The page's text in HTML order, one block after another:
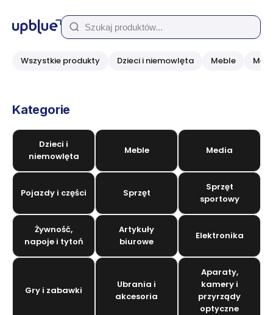
Wszystkie produkty Dzieci i niemowlęta Meble
Kategorie
Dzieci i
niemowlęta
Meble Media
Pojazdy i części Sprzęt
Sprzęt
sportowy
Żywność,
napoje i tytoń
Artykuły
biurowe
Elektronika
Gry i zabawki
Ubrania i
akcesoria
Aparaty,
kamery i
przyrządy
optyczne